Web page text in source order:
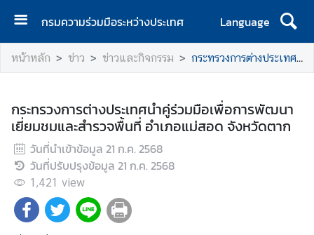
กรมความร่วมมือระหว่างประเทศ
Language
ห
น้
ร
ก
เ
ย
ว
หน้าหลัก ข่าว ข่าวและกิจกรรม กระทรวงการต่างประเทศนำคู่ร่วมมือเพื่อการพัฒนาเยี่ยมชมและสำรวจพื้นที่ อำเภอแม่สอด จังหวัดตาก
กระทรวงการต่างประเทศนำคู่ร่วมมือเพื่อการพัฒนา
เยี่ยมชมและสำรวจพื้นที่ อำเภอแม่สอด จังหวัดตาก
วันที่นำเข้าข้อมูล 21 ก.ค. 2568
วันที่ปรับปรุงข้อมูล 21 ก.ค. 2568
1,421 view